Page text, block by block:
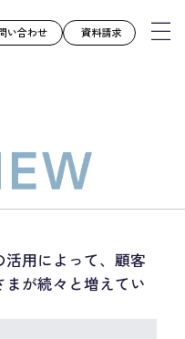
い合わせ 資料請求
用によって、顧客
が続々と増えてい